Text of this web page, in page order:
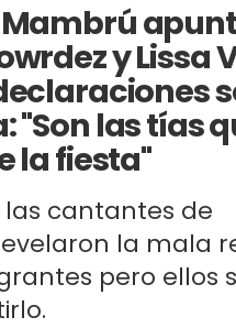
y Lissa
"Son las tías
la fiesta"
las cantantes de
la mala
pero ellos